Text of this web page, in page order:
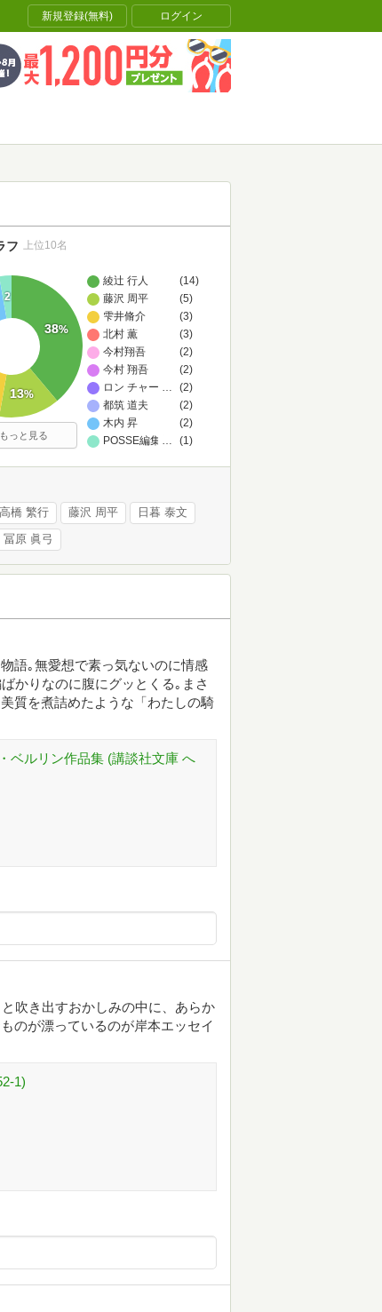
新規登録(無料) ログイン
綾辻 行人
(14)
藤沢 周平
(5)
雫井脩介
(3)
北村 薫
(3)
今村翔吾
(2)
今村 翔吾
(2)
ロン チャーナウ(2)
…
都筑 道夫
(2)
木内 昇
(2)
POSSE編集部,ナンシー・フレイザー,キア・ミルバーン,
(1)
…
38%
13%
2
フ 上位10名
もっと見る
高橋 繁行 藤沢 周平 日暮 泰文
冨原 眞弓
語｡無愛想で素っ気ないのに情感
かりなのに腹にグッとくる｡まさ
質を煮詰めたような「わたしの騎
ルリン作品集 (講談社文庫 へ
吹き出すおかしみの中に、あらか
のが漂っているのが岸本エッセイ
1)